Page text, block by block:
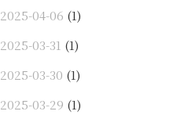
2025-04-06 (1)
2025-03-31 (1)
2025-03-30 (1)
2025-03-29 (1)